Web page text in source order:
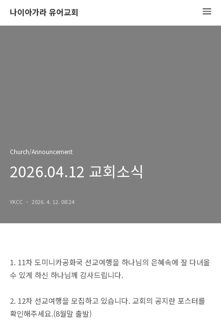
나이아가라 유어교회
Church/Announcement
2026.04.12 교회소식
YKCC 2026. 4. 12. 08:24
1. 11차 도미니카공화국 선교여행을 하나님의 은혜속에 잘 다녀올
수 있게 하신 하나님께 감사드립니다.
2. 12차 선교여행을 모집하고 있습니다. 교회의 공지란 포스터를
확인해주세요.(8월말 출발)